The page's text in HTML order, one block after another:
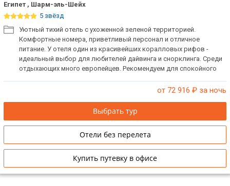
Египет , Шарм-эль-Шейх
5 звёзд
Уютный тихий отель с ухоженной зеленой территорией.
Комфортные номера, приветливый персонал и отличное
питание. У отеля один из красивейших коралловых рифов -
идеальный выбор для любителей дайвинга и снорклинга. Среди
отдыхающих много европейцев. Рекомендуем для спокойного
от 72 916 ₽ за ночь
Выбрать тур
Отели без перелета
Купить путевку в офисе